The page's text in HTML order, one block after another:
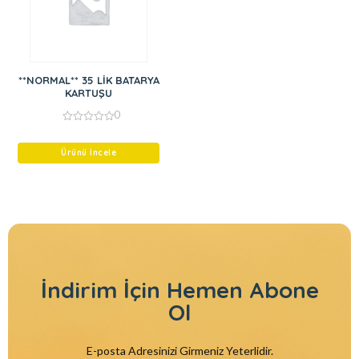
**NORMAL** 35 LİK BATARYA
KARTUŞU
of
0
Ürünü İncele
İndirim İçin Hemen Abone
Ol
E-posta Adresinizi Girmeniz Yeterlidir.